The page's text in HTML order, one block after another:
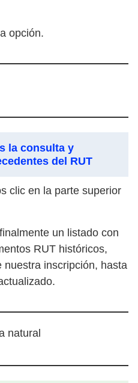
opción.
la consulta y
del RUT
clic en la parte superior
un listado con
RUT históricos,
nuestra inscripción, hasta